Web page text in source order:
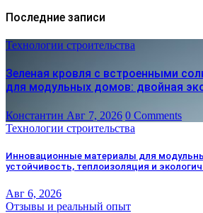
Последние записи
Технологии строительства
Зеленая кровля с встроенными
для модульных домов: двойная
Константин Авг 7, 2026 0 Comments
Технологии строительства
Инновационные материалы для
устойчивость, теплоизоляция и
Авг 6, 2026
Отзывы и реальный опыт